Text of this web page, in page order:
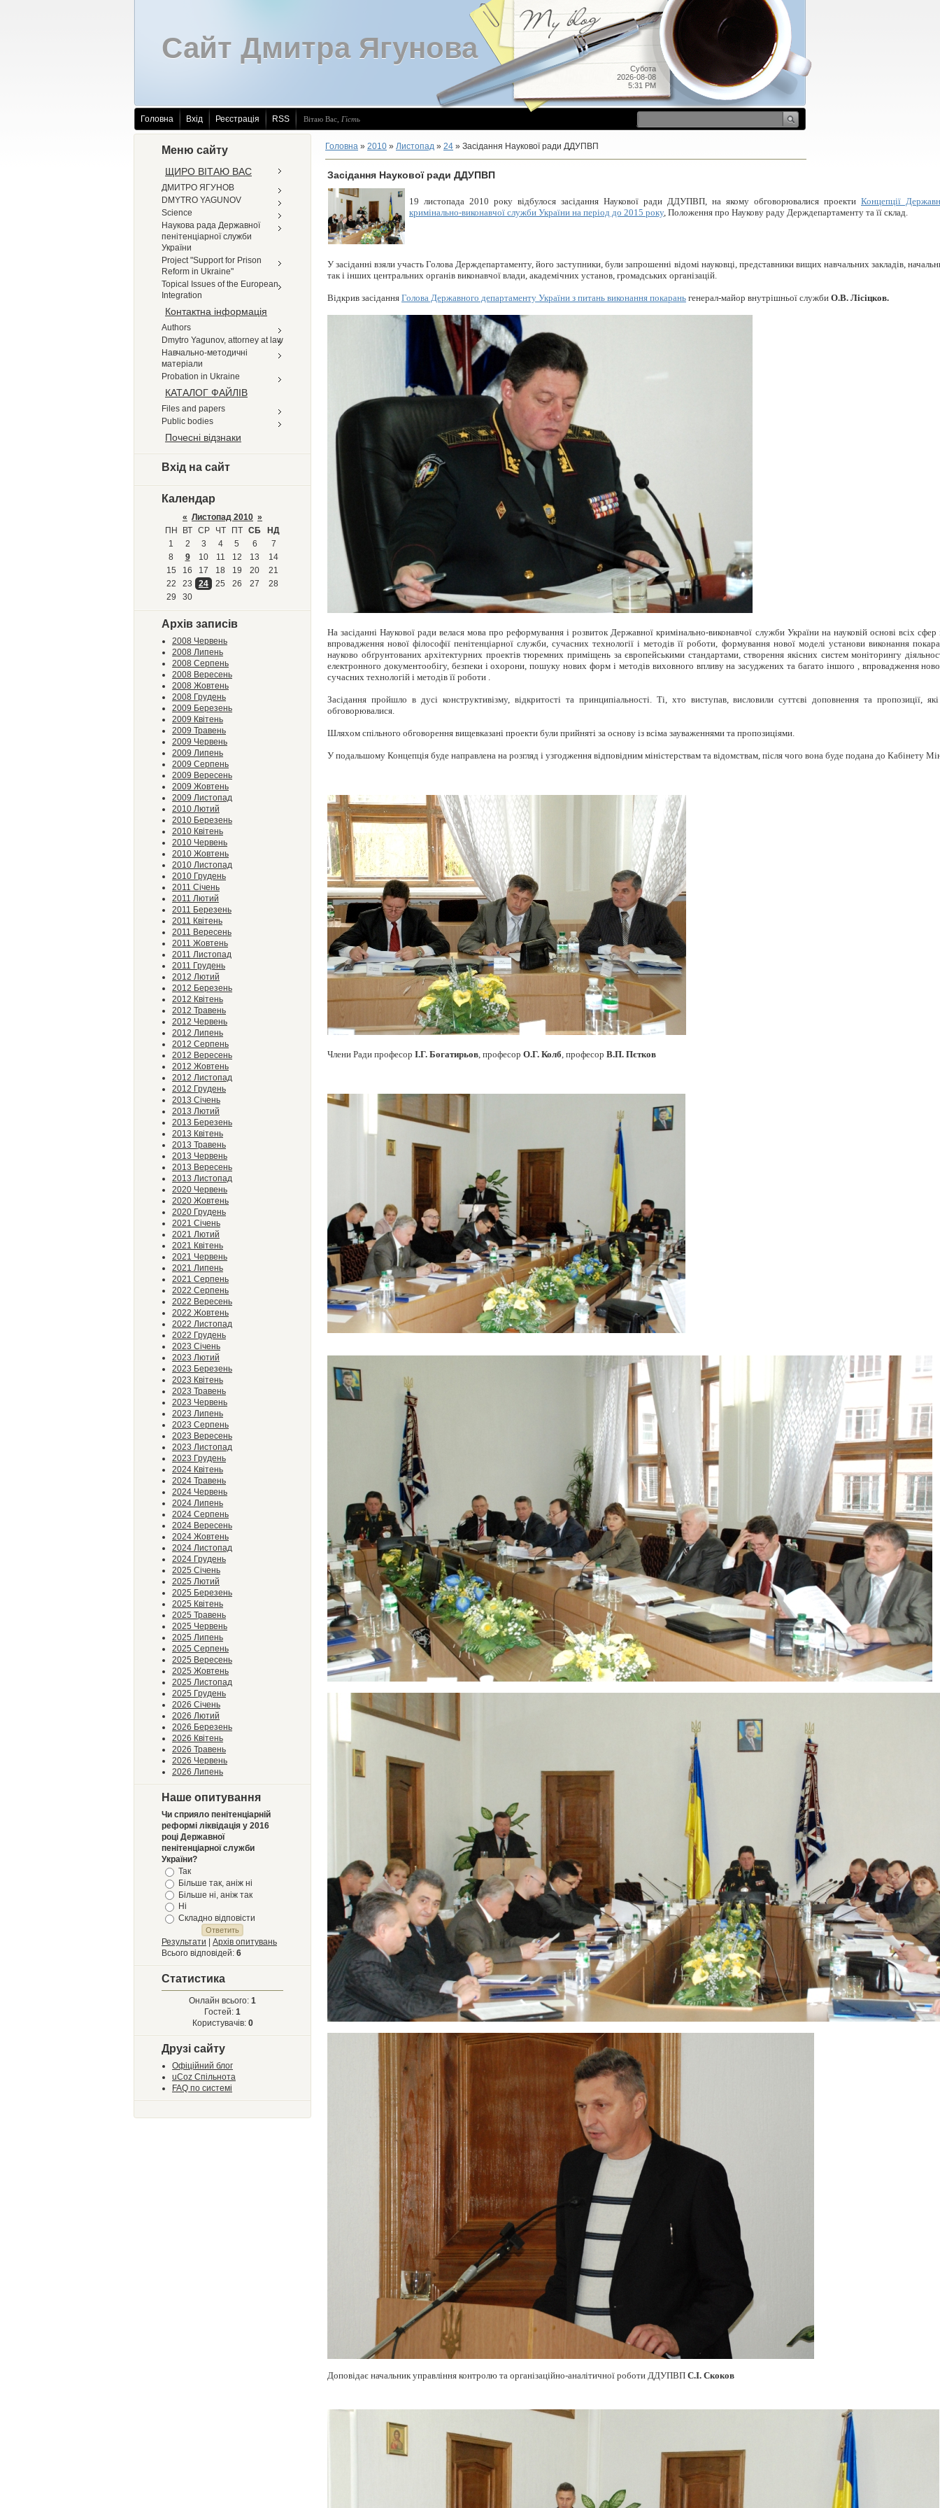
Субота
2026-08-08
5:31 PM
Сайт Дмитра Ягунова
Головна Вхід Реєстрація RSS Вітаю Вас Гість
Меню сайту
ЩИРО ВІТАЮ ВАС
ДМИТРО ЯГУНОВ
DMYTRO YAGUNOV
Science
Наукова рада Державної
пенітенціарної служби
України
Project "Support for Prison
Reform in Ukraine"
Topical Issues of the European
Integration
Контактна інформація
Authors
Dmytro Yagunov, attorney at law
Навчально-методичні
матеріали
Probation in Ukraine
КАТАЛОГ ФАЙЛІВ
Files and papers
Public bodies
Почесні відзнаки
Вхід на сайт
Календар
« Листопад 2010 »
ПН
ВТ СР ЧТ ПТ СБ
НД
1
2 3 4 5 6
7
8
9 10 11 12 13
14
15
16 17 18 19 20
21
22
23 24 25 26 27
28
29
30
Архів записів
2008 Червень
2008 Липень
2008 Серпень
2008 Вересень
2008 Жовтень
2008 Грудень
2009 Березень
2009 Квітень
2009 Травень
2009 Червень
2009 Липень
2009 Серпень
2009 Вересень
2009 Жовтень
2009 Листопад
2010 Лютий
2010 Березень
2010 Квітень
2010 Червень
2010 Жовтень
2010 Листопад
2010 Грудень
2011 Січень
2011 Лютий
2011 Березень
2011 Квітень
2011 Вересень
2011 Жовтень
2011 Листопад
2011 Грудень
2012 Лютий
2012 Березень
2012 Квітень
2012 Травень
2012 Червень
2012 Липень
2012 Серпень
2012 Вересень
2012 Жовтень
2012 Листопад
2012 Грудень
2013 Січень
2013 Лютий
2013 Березень
2013 Квітень
2013 Травень
2013 Червень
2013 Вересень
2013 Листопад
2020 Червень
2020 Жовтень
2020 Грудень
2021 Січень
2021 Лютий
2021 Квітень
2021 Червень
2021 Липень
2021 Серпень
2022 Серпень
2022 Вересень
2022 Жовтень
2022 Листопад
2022 Грудень
2023 Січень
2023 Лютий
2023 Березень
2023 Квітень
2023 Травень
2023 Червень
2023 Липень
2023 Серпень
2023 Вересень
2023 Листопад
2023 Грудень
2024 Квітень
2024 Травень
2024 Червень
2024 Липень
2024 Серпень
2024 Вересень
2024 Жовтень
2024 Листопад
2024 Грудень
2025 Січень
2025 Лютий
2025 Березень
2025 Квітень
2025 Травень
2025 Червень
2025 Липень
2025 Серпень
2025 Вересень
2025 Жовтень
2025 Листопад
2025 Грудень
2026 Січень
2026 Лютий
2026 Березень
2026 Квітень
2026 Травень
2026 Червень
2026 Липень
Наше опитування
Чи сприяло пенітенціарній
реформі ліквідація у 2016
році Державної
пенітенціарної служби
України?
Так
Більше так, аніж ні
Більше ні, аніж так
Ні
Складно відповісти
Результати
Архів опитувань
Всього відповідей: 6
Статистика
Онлайн всього: 1
Гостей: 1
Користувачів: 0
Друзі сайту
Офіційний блог
uCoz Спільнота
FAQ по системі
Головна » 2010 » Листопад » 24 » Засідання Наукової ради ДДУПВП
Засідання Наукової ради ДДУПВП
19 листопада 2010 року відбулося засідання Наукової ради ДДУПВП, на якому обговорювалися проекти Концепції
кримінально-виконавчої служби України на період до 2015 року, Положення про Наукову раду Держдепартаменту та її склад.
У засіданні взяли участь Голова Держдепартаменту, його заступники, були запрошенні відомі науковці, представники вищих навчальних закладів,
так і інших центральних органів виконавчої влади, академічних установ, громадських організацій.
Відкрив засідання Голова Державного департаменту України з питань виконання покарань генерал-майор внутрішньої служби О.В. Лісіцков.
На засіданні Наукової ради велася мова про реформування і розвиток Державної кримінально-виконавчої служби України на науковій основі всіх сфер
впровадження нової філософії пенітенціарної служби, сучасних технології і методів її роботи, формування нової моделі установи виконання
науково обґрунтованих архітектурних проектів тюремних приміщень за європейськими стандартами, створення якісних систем моніторингу
електронного документообігу, безпеки і охорони, пошуку нових форм і методів виховного впливу на засуджених та багато іншого , впровадження
сучасних технологій і методів її роботи .
Засідання пройшло в дусі конструктивізму, відкритості та принципіальності. Ті, хто виступав, висловили суттєві доповнення та пропозиції,
обговорювалися.
Шляхом спільного обговорення вищевказані проекти були прийняті за основу із всіма зауваженнями та пропозиціями.
У подальшому Концепція буде направлена на розгляд і узгодження відповідним міністерствам та відомствам, після чого вона буде подана до Кабінету
Члени Ради професор І.Г. Богатирьов, професор О.Г. Колб, професор В.П. Пєтков
Доповідає начальник управління контролю та організаційно-аналітичної роботи ДДУПВП С.І. Скоков